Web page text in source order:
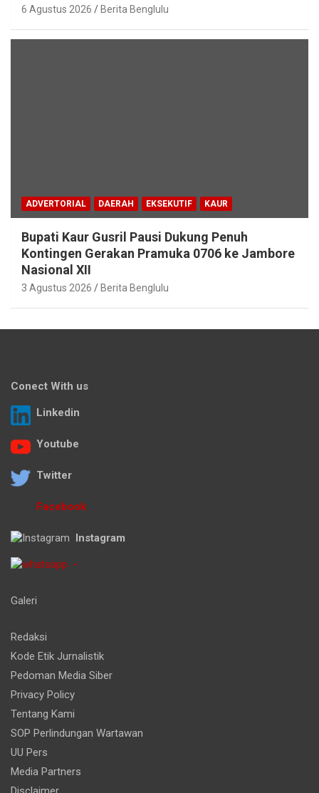
6 Agustus 2026 Berita Benglulu
ADVERTORIAL DAERAH EKSEKUTIF KAUR
Bupati Kaur Gusril Pausi Dukung Penuh
Kontingen Gerakan Pramuka 0706 ke Jambore
Nasional XII
3 Agustus 2026 Berita Benglulu
Conect With us
Linkedin
Youtube
Twitter
Facebook
Instagram
-
Galeri
Redaksi
Kode Etik Jurnalistik
Pedoman Media Siber
Privacy Policy
Tentang Kami
SOP Perlindungan Wartawan
UU Pers
Media Partners